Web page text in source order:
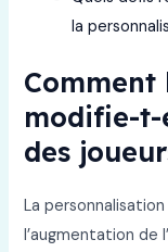
la
Comment
modifie-t-
des
La
l’augmentation de